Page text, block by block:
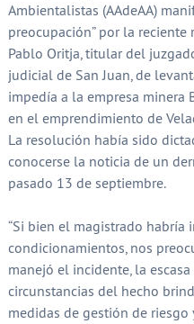
Ambientalistas (AAdeAA)
preocupación” por la
Pablo Oritja, titular del
judicial de San Juan, de
impedía a la empresa minera
en el emprendimiento de
La resolución había sido
conocerse la noticia de un
pasado 13 de septiembre.
“Si bien el magistrado habría
condicionamientos, nos
manejó el incidente, la
circunstancias del hecho
medidas de gestión de